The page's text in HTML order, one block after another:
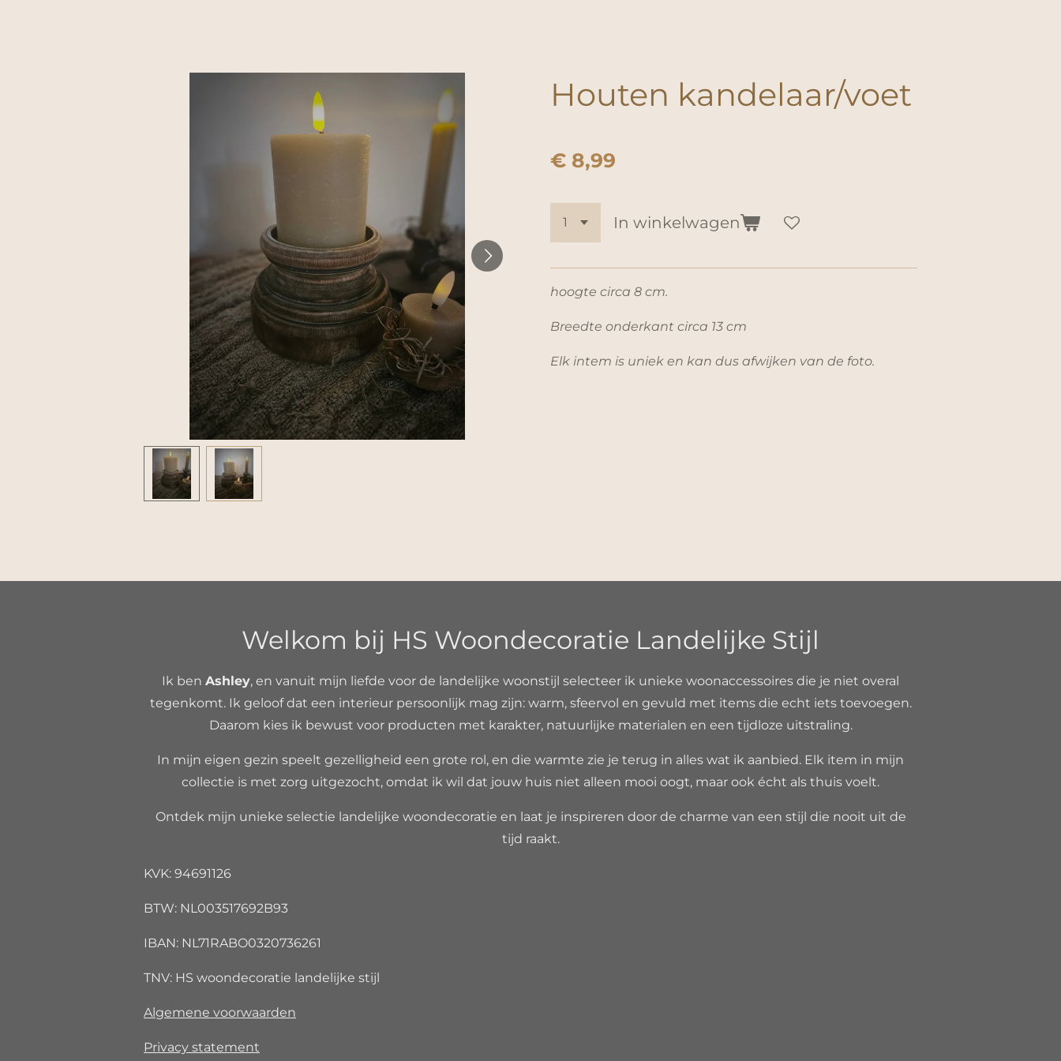
Houten kandelaar/voet
€ 8,99
In winkelwagen
hoogte circa 8 cm.
Breedte onderkant circa 13 cm
Elk intem is uniek en kan dus afwijken van de foto.
Welkom bij HS Woondecoratie Landelijke Stijl
Ik ben Ashley, en vanuit mijn liefde voor de landelijke woonstijl selecteer ik unieke woonaccessoires die je niet overal
tegenkomt. Ik geloof dat een interieur persoonlijk mag zijn: warm, sfeervol en gevuld met items die echt iets toevoegen.
Daarom kies ik bewust voor producten met karakter, natuurlijke materialen en een tijdloze uitstraling.
In mijn eigen gezin speelt gezelligheid een grote rol, en die warmte zie je terug in alles wat ik aanbied. Elk item in mijn
collectie is met zorg uitgezocht, omdat ik wil dat jouw huis niet alleen mooi oogt, maar ook écht als thuis voelt.
Ontdek mijn unieke selectie landelijke woondecoratie en laat je inspireren door de charme van een stijl die nooit uit de
tijd raakt.
KVK: 94691126
BTW: NL003517692B93
IBAN: NL71RABO0320736261
TNV: HS woondecoratie landelijke stijl
Algemene voorwaarden
Privacy statement